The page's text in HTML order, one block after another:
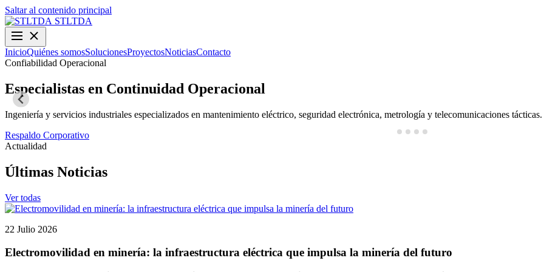
Saltar al contenido principal
STLTDA
InicioQuiénes somosSolucionesProyectosNoticiasContacto
Confiabilidad Operacional
Especialistas en Continuidad Operacional
Ingeniería y servicios industriales especializados en mantenimiento eléctrico, seguridad electrónica, metrología y telecomunicaciones tácticas.
Respaldo Corporativo
Actualidad
Últimas Noticias
Ver todas
22 Julio 2026
Electromovilidad en minería: la infraestructura eléctrica que impulsa la minería del futuro